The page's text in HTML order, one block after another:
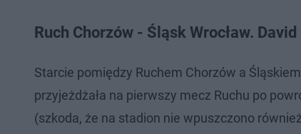
Ruch Chorzów - Śląsk Wrocław.
Starcie pomiędzy Ruchem Chorzów a
przyjeżdżała na pierwszy mecz Ruchu po
(szkoda, że na stadion nie wpuszczono